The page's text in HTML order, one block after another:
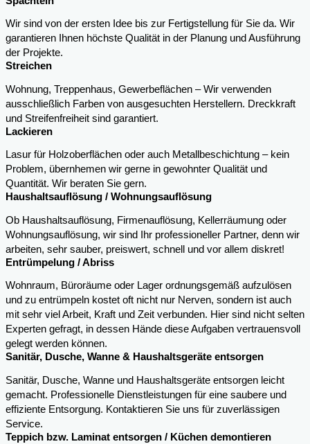
Wir sind von der ersten Idee bis zur Fertigstellung für Sie da. Wir
garantieren Ihnen höchste Qualität in der Planung und Ausführung
der Projekte.
Streichen
Wohnung, Treppenhaus, Gewerbeflächen – Wir verwenden
ausschließlich Farben von ausgesuchten Herstellern. Dreckkraft
und Streifenfreiheit sind garantiert.
Lackieren
Lasur für Holzoberflächen oder auch Metallbeschichtung – kein
Problem, übernhemen wir gerne in gewohnter Qualität und
Quantität. Wir beraten Sie gern.
Haushaltsauflösung / Wohnungsauflösung
Ob Haushaltsauflösung, Firmenauflösung, Kellerräumung oder
Wohnungsauflösung, wir sind Ihr professioneller Partner, denn wir
arbeiten, sehr sauber, preiswert, schnell und vor allem diskret!
Entrümpelung / Abriss
Wohnraum, Büroräume oder Lager ordnungsgemäß aufzulösen
und zu entrümpeln kostet oft nicht nur Nerven, sondern ist auch
mit sehr viel Arbeit, Kraft und Zeit verbunden. Hier sind nicht selten
Experten gefragt, in dessen Hände diese Aufgaben vertrauensvoll
gelegt werden können.
Sanitär, Dusche, Wanne & Haushaltsgeräte entsorgen
Sanitär, Dusche, Wanne und Haushaltsgeräte entsorgen leicht
gemacht. Professionelle Dienstleistungen für eine saubere und
effiziente Entsorgung. Kontaktieren Sie uns für zuverlässigen
Service.
Teppich bzw. Laminat entsorgen / Küchen demontieren